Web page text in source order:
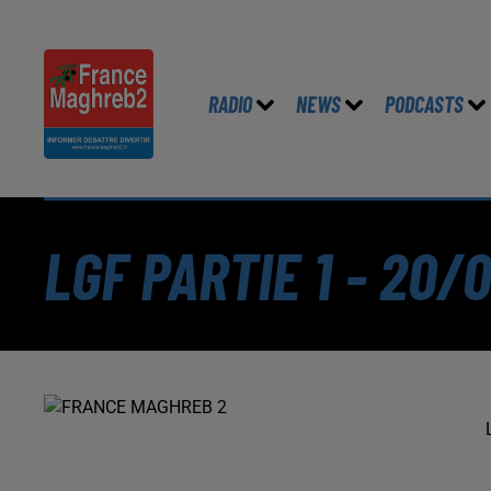
RADIO NEWS PODCASTS
LGF PARTIE 1 -